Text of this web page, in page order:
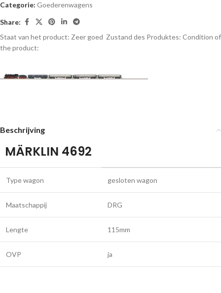
Categorie: Goederenwagens
Share:
Staat van het product: Zeer goed Zustand des Produktes: Condition of
the product:
Beschrijving
MÄRKLIN 4692
Type wagon gesloten wagon
Maatschappij DRG
Lengte 115mm
OVP ja